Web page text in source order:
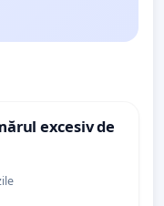
excesiv de